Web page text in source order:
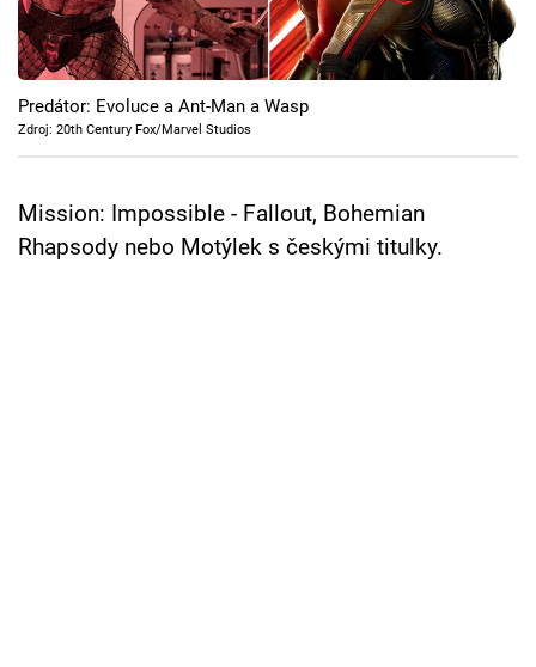
Cool Esport
Pořady
TV Program
Přihlášení
Predátor: Evoluce a Ant-Man a Wasp
Zdroj: 20th Century Fox/Marvel Studios
Mission: Impossible - Fallout, Bohemian
Rhapsody nebo Motýlek s českými titulky.